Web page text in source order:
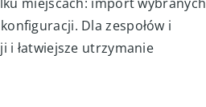
Dla zespołów i
i łatwiejsze utrzymanie